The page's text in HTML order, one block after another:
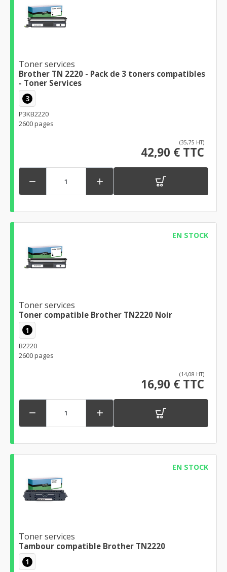
Toner services
Brother TN 2220 - Pack de 3 toners compatibles
- Toner Services
3
P3KB2220
2600 pages
(35,75 HT)
42,90 € TTC
 
EN STOCK
Toner services
Toner compatible Brother TN2220 Noir
1
B2220
2600 pages
(14,08 HT)
16,90 € TTC
 
EN STOCK
Toner services
Tambour compatible Brother TN2220
1